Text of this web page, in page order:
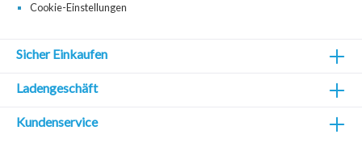
Kundenservice
Cookie-Einstellungen
Sicher Einkaufen
Ladengeschäft